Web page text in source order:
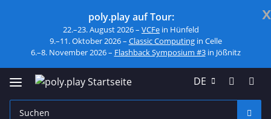
x
poly.play auf Tour:
22.–23. August 2026 – VCFe in Hünfeld
9.–11. Oktober 2026 – Classic Computingin Celle
6.–8. November 2026 – Flashback Symposium #3in Jößnitz
DE